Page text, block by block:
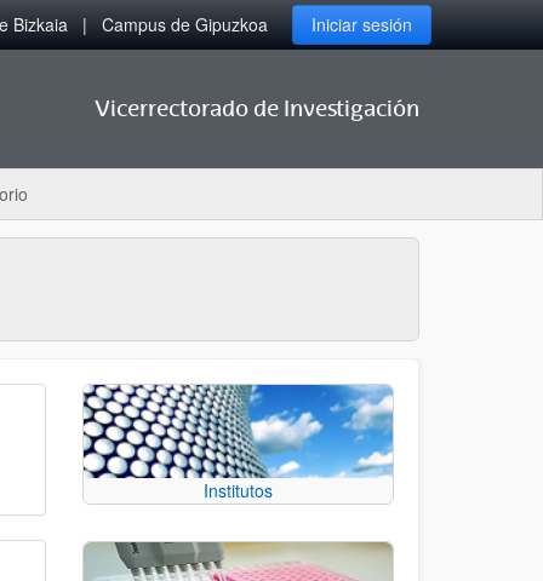
Bizkaia Campus de Gipuzkoa Iniciar sesión
Vicerrectorado de Investigación
Institutos